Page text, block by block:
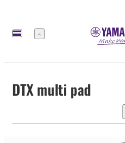
Menu
DTX multi pad